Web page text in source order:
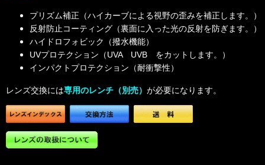
プリズム補正（ハイカーブによる視野の歪みを補正します。）
反射防止コーティング（裏面に入った光の反射を防ぎます。）
ハイドロフォビック（撥水機能）
UVプロテクション（UVA UVB をカットします。）
インパクトプロテクション（耐衝撃性）
レンズ交換には専用のレンチ（別売） が必要になります。